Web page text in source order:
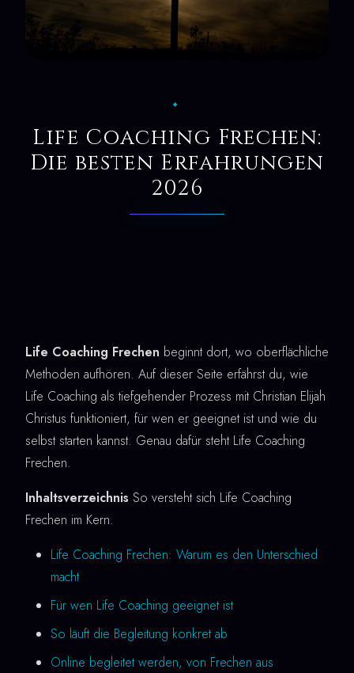
✦
Life Coaching Frechen:
Die besten Erfahrungen
2026
Life Coaching Frechen beginnt dort, wo oberflächliche
Methoden aufhören. Auf dieser Seite erfährst du, wie
Life Coaching als tiefgehender Prozess mit Christian Elijah
Christus funktioniert, für wen er geeignet ist und wie du
selbst starten kannst. Genau dafür steht Life Coaching
Frechen.
Inhaltsverzeichnis So versteht sich Life Coaching
Frechen im Kern.
Life Coaching Frechen: Warum es den Unterschied
macht
Für wen Life Coaching geeignet ist
So läuft die Begleitung konkret ab
Online begleitet werden, von Frechen aus